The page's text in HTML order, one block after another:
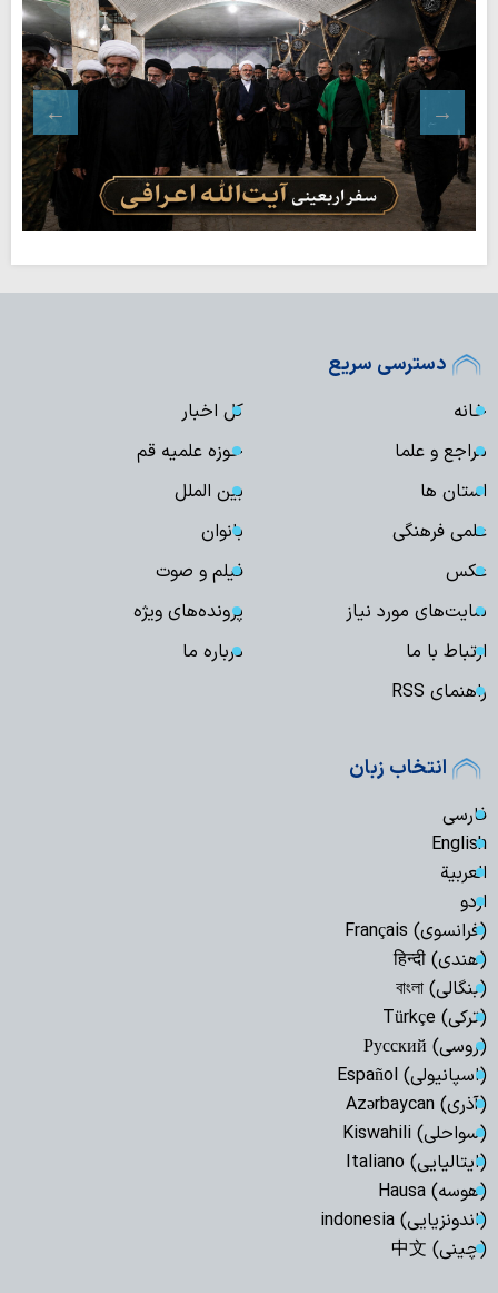
دسترسی سریع
خانه
کل اخبار
مراجع و علما
حوزه علمیه قم
استان ها
بین الملل
علمی فرهنگی
بانوان
عکس
فیلم و صوت
سایت‌های مورد نیاز
پرونده‌های ویژه
ارتباط با ما
درباره ما
راهنمای RSS
انتخاب زبان
فارسی
English
العربیة
اردو
(فرانسوی) Français
(هندی) हिन्दी
(بنگالی) বাংলা
(ترکی) Türkçe
(روسی) Русский
(اسپانیولی) Español
(آذری) Azərbaycan
(سواحلی) Kiswahili
(ایتالیایی) Italiano
(هوسه) Hausa
(اندونزیایی) indonesia
(چینی) 中文